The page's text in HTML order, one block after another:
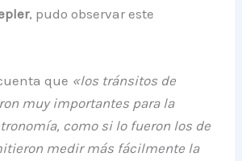
, pudo observar este
que «los tránsitos de
muy importantes para la
como si lo fueron los de
medir más fácilmente la